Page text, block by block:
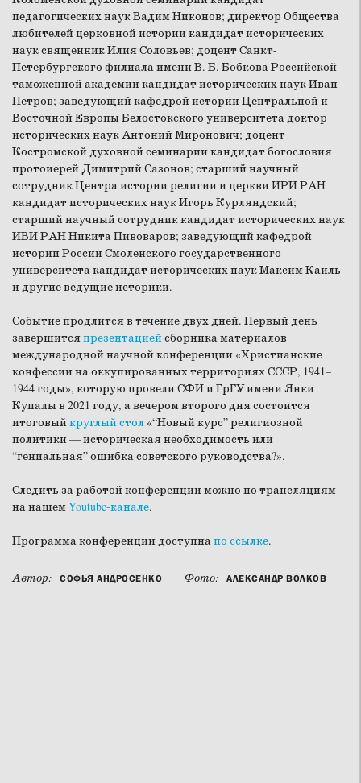
педагогических наук Вадим Никонов; директор Общества
любителей церковной истории кандидат исторических
наук священник Илия Соловьев; доцент Санкт-
Петербургского филиала имени В. Б. Бобкова Российской
таможенной академии кандидат исторических наук Иван
Петров; заведующий кафедрой истории Центральной и
Восточной Европы Белостокского университета доктор
исторических наук Антоний Миронович; доцент
Костромской духовной семинарии кандидат богословия
протоиерей Димитрий Сазонов; старший научный
сотрудник Центра истории религии и церкви ИРИ РАН
кандидат исторических наук Игорь Курляндский;
старший научный сотрудник кандидат исторических наук
ИВИ РАН Никита Пивоваров; заведующий кафедрой
истории России Смоленского государственного
университета кандидат исторических наук Максим Каиль
и другие ведущие историки.
Событие продлится в течение двух дней. Первый день
завершитсяпрезентациейсборника материалов
международной научной конференции «Христианские
конфессии на оккупированных территориях СССР, 1941–
1944 годы», которую провели СФИ и ГрГУ имени Янки
Купалы в 2021 году, а вечером второго дня состоится
итоговыйкруглый стол «“Новый курс” религиозной
политики — историческая необходимость или
“гениальная” ошибка советского руководства?».
Следить за работой конференции можно по трансляциям
на нашемYoutube-канале.
Программа конференции доступнапо ссылке.
Автор: СОФЬЯ АНДРОСЕНКО Фото: АЛЕКСАНДР ВОЛКОВ